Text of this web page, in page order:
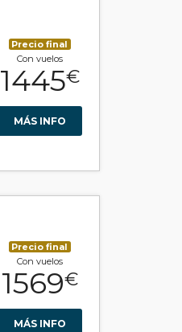
Precio final
Con vuelos
1445€
MÁS INFO
Precio final
Con vuelos
1569€
MÁS INFO